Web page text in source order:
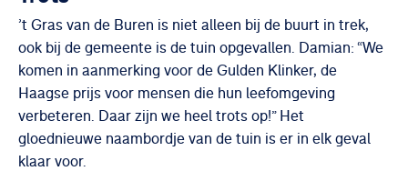
’t Gras van de Buren is niet alleen bij de buurt in trek,
ook bij de gemeente is de tuin opgevallen. Damian: “We
komen in aanmerking voor de Gulden Klinker, de
Haagse prijs voor mensen die hun leefomgeving
verbeteren. Daar zijn we heel trots op!” Het
gloednieuwe naambordje van de tuin is er in elk geval
klaar voor.